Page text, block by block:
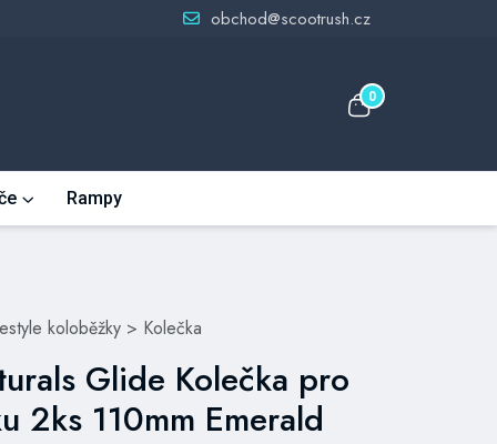
obchod@scootrush.cz
0
Rampy
koloběžky > Kolečka
Glide Kolečka pro
2ks 110mm Emerald